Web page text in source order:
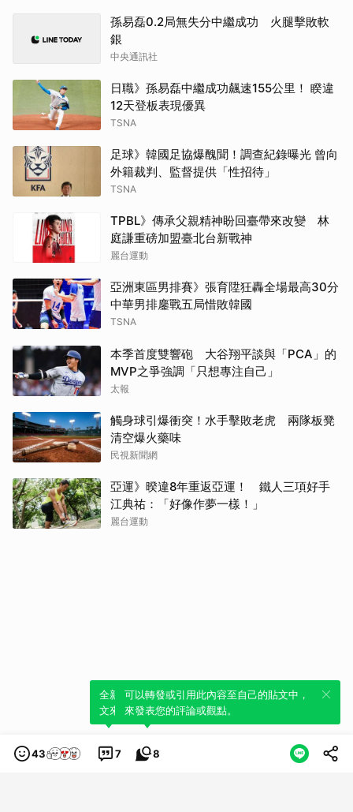
孫易磊0.2局無失分中繼成功 火腿擊敗軟
銀
中央通訊社
日職》孫易磊中繼成功飆速155公里！ 睽違
12天登板表現優異
TSNA
足球》韓國足協爆醜聞！調查紀錄曝光 曾向
外籍裁判、監督提供「性招待」
TSNA
TPBL》傳承父親精神盼回臺帶來改變 林
庭謙重磅加盟臺北台新戰神
麗台運動
亞洲東區男排賽》張育陞狂轟全場最高30分
中華男排鏖戰五局惜敗韓國
TSNA
本季首度雙響砲 大谷翔平談與「PCA」的
MVP之爭強調「只想專注自己」
太報
觸身球引爆衝突！水手擊敗老虎 兩隊板凳
清空爆火藥味
民視新聞網
亞運》暌違8年重返亞運！ 鐵人三項好手
江典祐：「好像作夢一樣！」
麗台運動
43 7
全新體驗！一鍵引用此內容，透過發布貼
文來輕鬆表達個人立場。
8
可以轉發或引用此內容至自己的貼文中，
來發表您的評論或觀點。